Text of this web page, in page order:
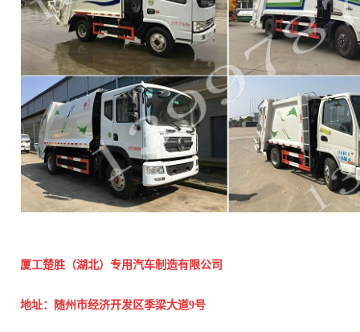
厦工楚胜（湖北）专用汽车制造有限公司
地址：随州市经济开发区季梁大道9号